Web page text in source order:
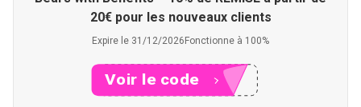
20€ pour les nouveaux clients
Expire le 31/12/2026 Fonctionne à 100%
XXXRS
Voir le code